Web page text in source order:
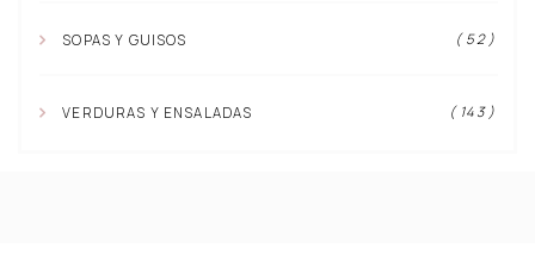
SOPAS Y GUISOS ( 52 )
VERDURAS Y ENSALADAS ( 143 )